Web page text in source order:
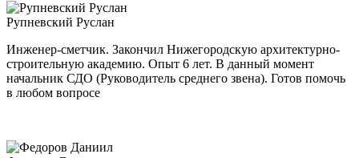
Рупневский Руслан
Инженер-сметчик. Закончил Нижегородскую архитектурно-
строительную академию. Опыт 6 лет. В данный момент
начальник СДО (Руководитель среднего звена). Готов помочь
в любом вопросе